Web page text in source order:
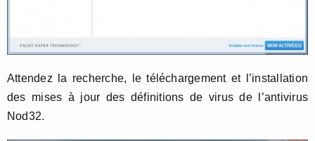
Attendez la recherche, le téléchargement et l’installation
des mises à jour des définitions de virus de l’antivirus
Nod32.